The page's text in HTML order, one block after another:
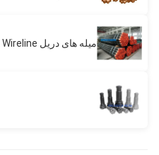
میله های دریل Wireline میله های مته BQ به طول 3 متر